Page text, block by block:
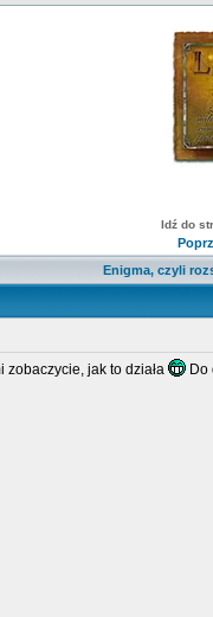
Idź do
Enigma, czyli
zobaczycie, jak to działa
Do